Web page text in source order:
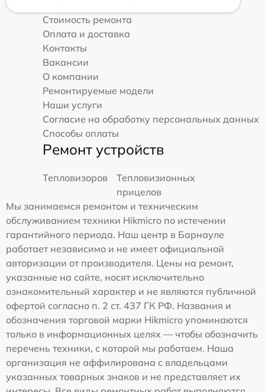
Стоимость ремонта
Оплата и доставка
Контакты
Вакансии
О компании
Ремонтируемые модели
Наши услуги
Согласие на обработку персональных данных
Способы оплаты
Ремонт устройств
Тепловизоров
Тепловизионных
прицелов
Мы занимаемся ремонтом и техническим
обслуживанием техники Hikmicro по истечении
гарантийного периода. Наш центр в Барнауле
работает независимо и не имеет официальной
авторизации от производителя. Цены на ремонт,
указанные на сайте, носят исключительно
ознакомительный характер и не являются публичной
офертой согласно п. 2 ст. 437 ГК РФ. Названия и
обозначения торговой марки Hikmicro упоминаются
только в информационных целях — чтобы обозначить
перечень техники, с которой мы работаем. Наша
организация не аффилирована с владельцами
указанных товарных знаков и не представляет их